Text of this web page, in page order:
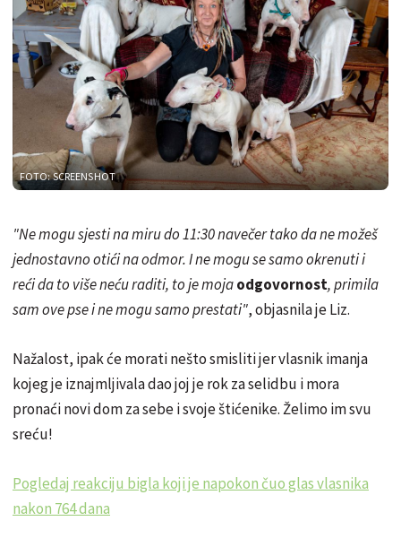
FOTO: SCREENSHOT
"Ne mogu sjesti na miru do 11:30 navečer tako da ne možeš
jednostavno otići na odmor. I ne mogu se samo okrenuti i
reći da to više neću raditi, to je mojaodgovornost, primila
sam ove pse i ne mogu samo prestati", objasnila je Liz.
Nažalost, ipak će morati nešto smisliti jer vlasnik imanja
kojeg je iznajmljivala dao joj je rok za selidbu i mora
pronaći novi dom za sebe i svoje štićenike. Želimo im svu
sreću!
Pogledaj reakciju bigla koji je napokon čuo glas vlasnika
nakon 764 dana